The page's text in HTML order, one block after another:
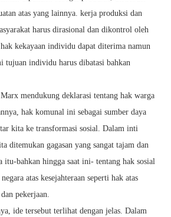
atas yang lainnya. kerja produksi dan
harus dirasional dan dikontrol oleh
kekayaan individu dapat diterima namun
tujuan individu harus dibatasi bahkan
mendukung deklarasi tentang hak warga
hak komunal ini sebagai sumber daya
kita ke transformasi sosial. Dalam inti
ditemukan gagasan yang sangat tajam dan
itu-bahkan hingga saat ini- tentang hak sosial
atas kesejahteraan seperti hak atas
pekerjaan.
ide tersebut terlihat dengan jelas. Dalam